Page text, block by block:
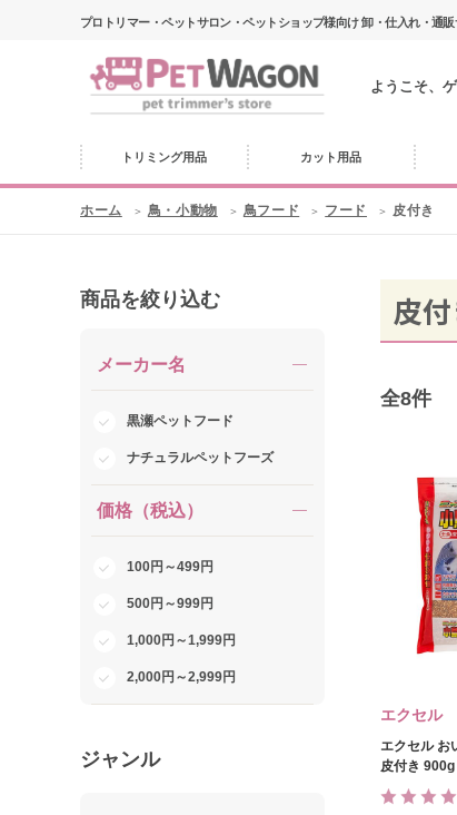
プロトリマー・ペットサロン・ペットショップ様向け 卸・仕入れ・通販
ようこそ、
トリミング用品 カット用品
ホーム 鳥・小動物 鳥フード フード 皮付き
商品を絞り込む
メーカー名
黒瀬ペットフード
ナチュラルペットフーズ
価格（税込）
100円～499円
500円～999円
1,000円～1,999円
2,000円～2,999円
ジャンル
皮
全8件
エクセル
エクセル お
皮付き 900g